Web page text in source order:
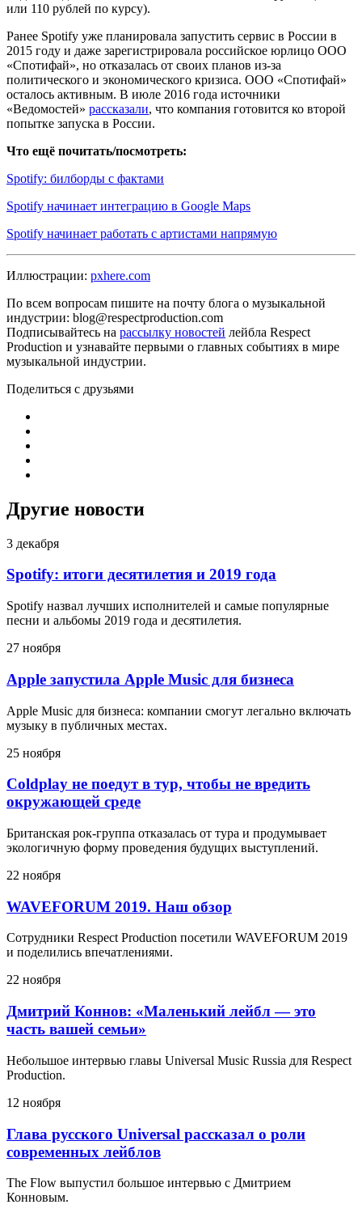
или 110 рублей по курсу).
Ранее Spotify уже планировала запустить сервис в России в
2015 году и даже зарегистрировала российское юрлицо ООО
«Спотифай», но отказалась от своих планов из-за
политического и экономического кризиса. ООО «Спотифай»
осталось активным. В июле 2016 года источники
«Ведомостей» рассказали, что компания готовится ко второй
попытке запуска в России.
Что ещё почитать/посмотреть:
Spotify: билборды с фактами
Spotify начинает интеграцию в Google Maps
Spotify начинает работать с артистами напрямую
Иллюстрации: pxhere.com
По всем вопросам пишите на почту блога о музыкальной
индустрии: blog@respectproduction.com
Подписывайтесь на рассылку новостей лейбла Respect
Production и узнавайте первыми о главных событиях в мире
музыкальной индустрии.
Поделиться с друзьями
Другие новости
3 декабря
Spotify: итоги десятилетия и 2019 года
Spotify назвал лучших исполнителей и самые популярные
песни и альбомы 2019 года и десятилетия.
27 ноября
Apple запустила Apple Music для бизнеса
Apple Music для бизнеса: компании смогут легально включать
музыку в публичных местах.
25 ноября
Coldplay не поедут в тур, чтобы не вредить
окружающей среде
Британская рок-группа отказалась от тура и продумывает
экологичную форму проведения будущих выступлений.
22 ноября
WAVEFORUM 2019. Наш обзор
Сотрудники Respect Production посетили WAVEFORUM 2019
и поделились впечатлениями.
22 ноября
Дмитрий Коннов: «Маленький лейбл — это
часть вашей семьи»
Небольшое интервью главы Universal Music Russia для Respect
Production.
12 ноября
Глава русского Universal рассказал о роли
современных лейблов
The Flow выпустил большое интервью с Дмитрием
Конновым.